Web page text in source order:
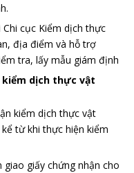
cục Kiểm dịch thực
địa điểm và hỗ trợ
tra, lấy mẫu giám định
kiểm dịch thực vật
kiểm dịch thực vật
từ khi thực hiện kiểm
giao giấy chứng nhận cho